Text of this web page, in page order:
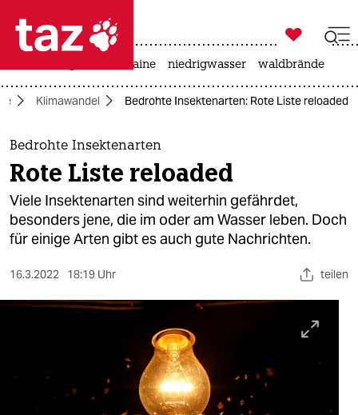
 taz zahl ich
taz zahl ich
themen
politik
öko
gesellschaft

taz zahl ich
krieg in der ukraine niedrigwasser waldbrände
Klimawandel Bedrohte Insektenarten: Rote Liste reloaded
Bedrohte Insektenarten
Rote Liste reloaded
Viele Insektenarten sind weiterhin gefährdet,
besonders jene, die im oder am Wasser leben. Doch
für einige Arten gibt es auch gute Nachrichten.
16.3.2022 18:19 Uhr teilen